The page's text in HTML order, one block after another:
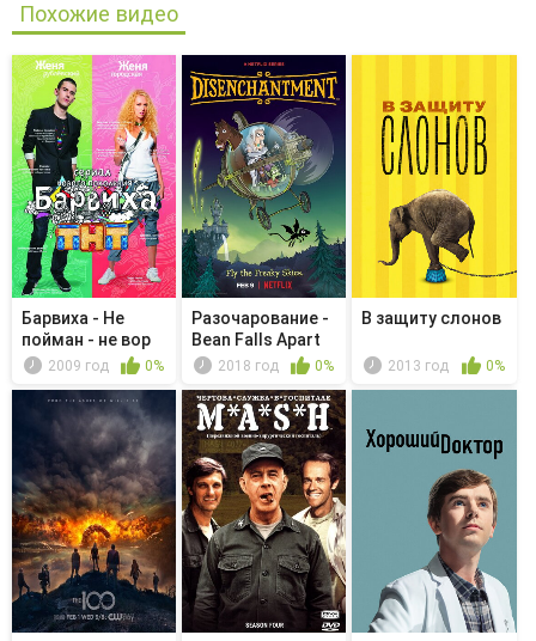
Похожие видео
Барвиха - Не
пойман - не вор
2009 год 0%
Разочарование -
Bean Falls Apart
2018 год 0%
В защиту слонов
2013 год 0%